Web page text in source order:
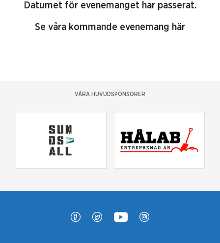
Datumet för evenemanget har passerat.
Se våra kommande evenemang här
VÅRA HUVUDSPONSORER